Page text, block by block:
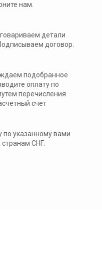
нам.
детали
договор.
подобранное
оплату по
перечисления
счет
по указанному вами
странам СНГ.